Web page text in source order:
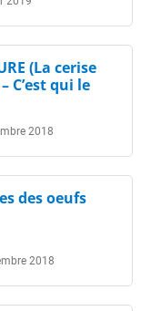
(La cerise
C’est qui le
2018
des oeufs
2018